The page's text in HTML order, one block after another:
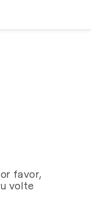
favor,
volte